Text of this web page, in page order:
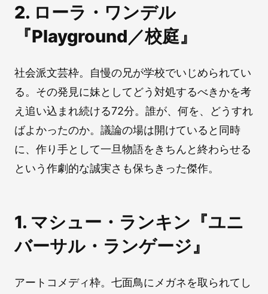
2. ローラ・ワンデル
『Playground／校庭』
社会派文芸枠。自慢の兄が学校でいじめられてい
る。その発見に妹としてどう対処するべきかを考
え追い込まれ続ける72分。誰が、何を、どうすれ
ばよかったのか。議論の場は開けていると同時
に、作り手として一旦物語をきちんと終わらせる
という作劇的な誠実さも保ちきった傑作。
1. マシュー・ランキン『ユニ
バーサル・ランゲージ』
アートコメディ枠。七面鳥にメガネを取られてし